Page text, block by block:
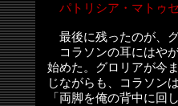
パトリシア・マトゥ
最後に残ったのが、
コラソンの耳にはや
始めた。グロリアが今
じながらも、コラソン
「両脚を俺の背中に回